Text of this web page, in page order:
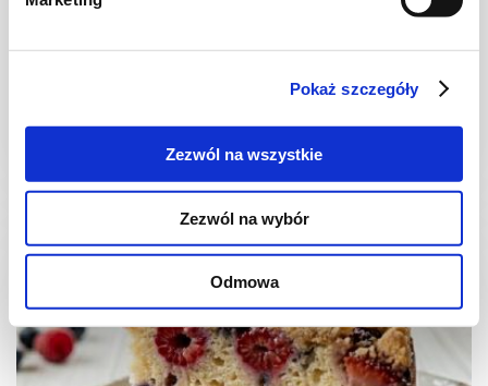
Pokaż szczegóły
Zezwól na wszystkie
Zezwól na wybór
Odmowa
CIASTA I TORTY
frużeliną
4954 kcal